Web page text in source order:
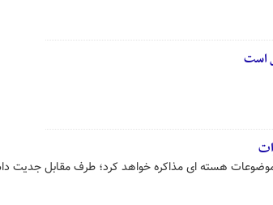
است
هسته ای مذاکره خواهد کرد؛ طرف مقابل جدیت